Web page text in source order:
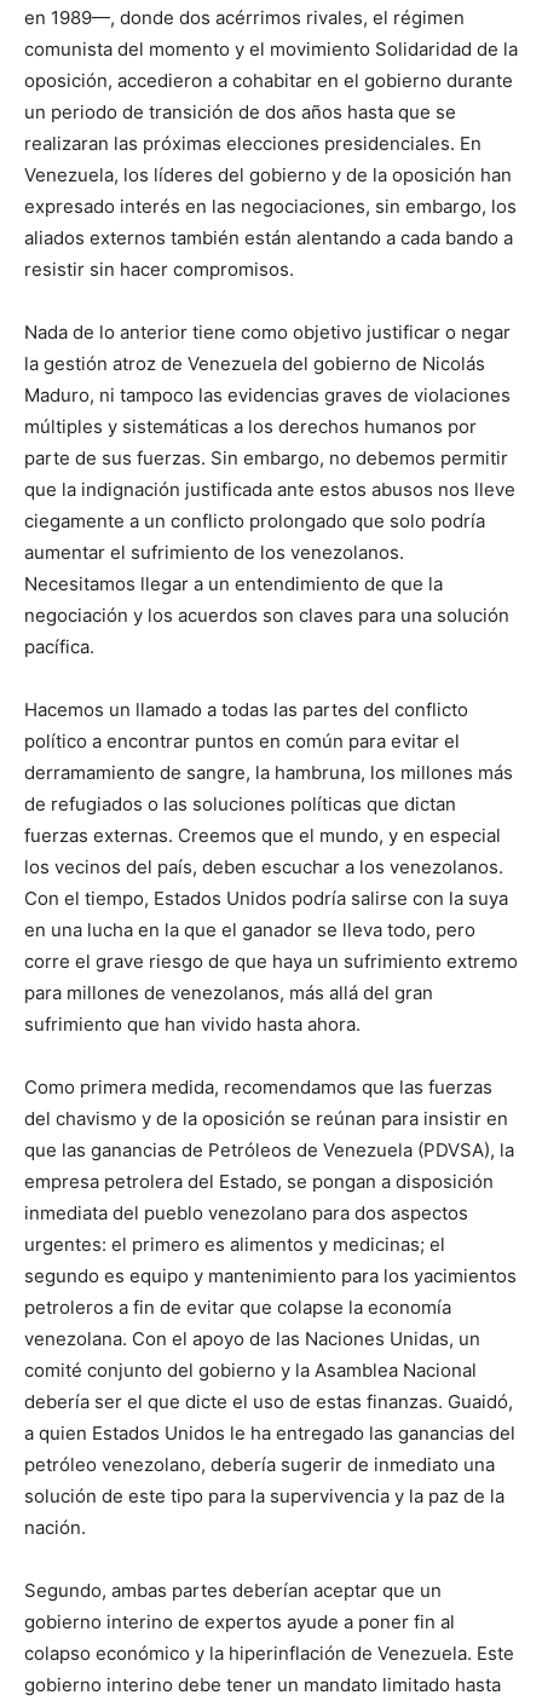
en 1989—, donde dos acérrimos rivales, el régimen
comunista del momento y el movimiento Solidaridad de la
oposición, accedieron a cohabitar en el gobierno durante
un periodo de transición de dos años hasta que se
realizaran las próximas elecciones presidenciales. En
Venezuela, los líderes del gobierno y de la oposición han
expresado interés en las negociaciones, sin embargo, los
aliados externos también están alentando a cada bando a
resistir sin hacer compromisos.
Nada de lo anterior tiene como objetivo justificar o negar
la gestión atroz de Venezuela del gobierno de Nicolás
Maduro, ni tampoco las evidencias graves de violaciones
múltiples y sistemáticas a los derechos humanos por
parte de sus fuerzas. Sin embargo, no debemos permitir
que la indignación justificada ante estos abusos nos lleve
ciegamente a un conflicto prolongado que solo podría
aumentar el sufrimiento de los venezolanos.
Necesitamos llegar a un entendimiento de que la
negociación y los acuerdos son claves para una solución
pacífica.
Hacemos un llamado a todas las partes del conflicto
político a encontrar puntos en común para evitar el
derramamiento de sangre, la hambruna, los millones más
de refugiados o las soluciones políticas que dictan
fuerzas externas. Creemos que el mundo, y en especial
los vecinos del país, deben escuchar a los venezolanos.
Con el tiempo, Estados Unidos podría salirse con la suya
en una lucha en la que el ganador se lleva todo, pero
corre el grave riesgo de que haya un sufrimiento extremo
para millones de venezolanos, más allá del gran
sufrimiento que han vivido hasta ahora.
Como primera medida, recomendamos que las fuerzas
del chavismo y de la oposición se reúnan para insistir en
que las ganancias de Petróleos de Venezuela (PDVSA), la
empresa petrolera del Estado, se pongan a disposición
inmediata del pueblo venezolano para dos aspectos
urgentes: el primero es alimentos y medicinas; el
segundo es equipo y mantenimiento para los yacimientos
petroleros a fin de evitar que colapse la economía
venezolana. Con el apoyo de las Naciones Unidas, un
comité conjunto del gobierno y la Asamblea Nacional
debería ser el que dicte el uso de estas finanzas. Guaidó,
a quien Estados Unidos le ha entregado las ganancias del
petróleo venezolano, debería sugerir de inmediato una
solución de este tipo para la supervivencia y la paz de la
nación.
Segundo, ambas partes deberían aceptar que un
gobierno interino de expertos ayude a poner fin al
colapso económico y la hiperinflación de Venezuela. Este
gobierno interino debe tener un mandato limitado hasta